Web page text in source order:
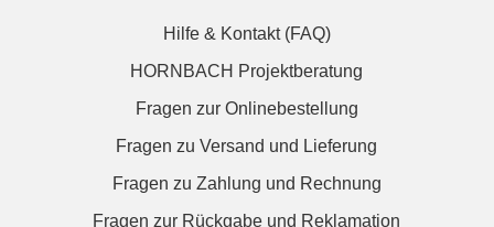
Hilfe & Kontakt (FAQ)
HORNBACH Projektberatung
Fragen zur Onlinebestellung
Fragen zu Versand und Lieferung
Fragen zu Zahlung und Rechnung
Fragen zur Rückgabe und Reklamation